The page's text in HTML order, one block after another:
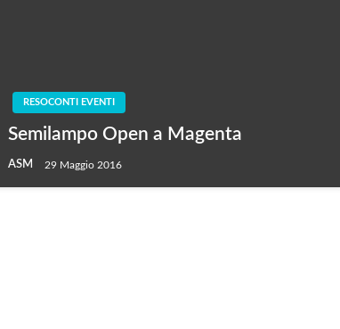
RESOCONTI EVENTI
Semilampo Open a Magenta
ASM 29 Maggio 2016